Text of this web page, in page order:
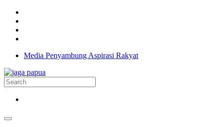
Media Penyambung Aspirasi Rakyat